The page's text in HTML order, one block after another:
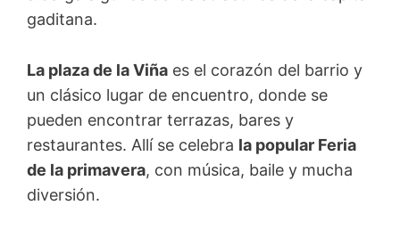
gaditana.
La plaza de la Viña es el corazón del barrio y
un clásico lugar de encuentro, donde se
pueden encontrar terrazas, bares y
restaurantes. Allí se celebra la popular Feria
de la primavera, con música, baile y mucha
diversión.